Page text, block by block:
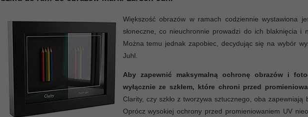
Większość obrazów w ramach codziennie wystawiona
słoneczne, co nieuchronnie prowadzi do ich blaknięcia i
Można temu jednak zapobiec, decydując się na wybór
Juhl.
Aby zapewnić maksymalną ochronę obrazów i
wyłącznie ze szkłem, które chroni przed
Clarity, czy szkło z tworzywa sztucznego, oba zapewniają
Oprócz wysokiej ochrony przed promieniowaniem UV